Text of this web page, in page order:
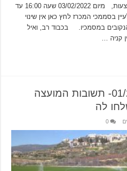
להגשת מסמכי המכרז לרבות ההצעות, מיום 03/02/2022 שעה 16:00 עד
02/2022 שעה 16:00. לעיין בסממכי המכרז לחץ כאן אין שינוי
במסמכיו. בכבוד רב, ואיל
קניה …
מכרז פומבי מס 01/2022- תשובות המועצה
לה
0